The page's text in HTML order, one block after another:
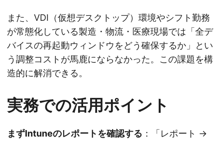
また、VDI（仮想デスクトップ）環境やシフト勤務
が常態化している製造・物流・医療現場では「全デ
バイスの再起動ウィンドウをどう確保するか」とい
う調整コストが馬鹿にならなかった。この課題を構
造的に解消できる。
実務での活用ポイント
まずIntuneのレポートを確認する ：「レポート →